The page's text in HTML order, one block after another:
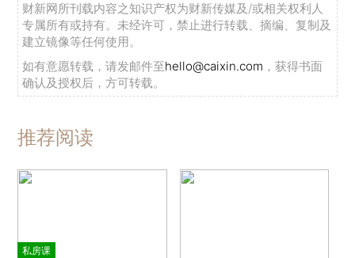
财新网所刊载内容之知识产权为财新传媒及/或相关权利人
专属所有或持有。未经许可，禁止进行转载、摘编、复制及
建立镜像等任何使用。
如有意愿转载，请发邮件至hello@caixin.com ，获得书面
确认及授权后，方可转载。
推荐阅读
私房课